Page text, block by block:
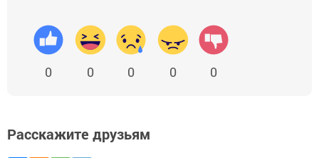
0 0 0 0 0
Расскажите друзьям